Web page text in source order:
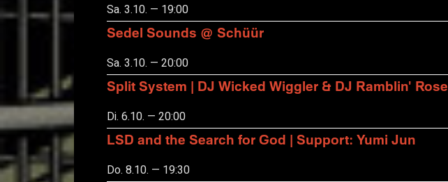
Sa. 3.10. — 19:00
Sedel Sounds @ Schüür
Sa. 3.10. — 20:00
Split System | DJ Wicked Wiggler & DJ Ramblin' Rose
Di. 6.10. — 20:00
LSD and the Search for God | Support: Yumi Jun
Do. 8.10. — 19:30